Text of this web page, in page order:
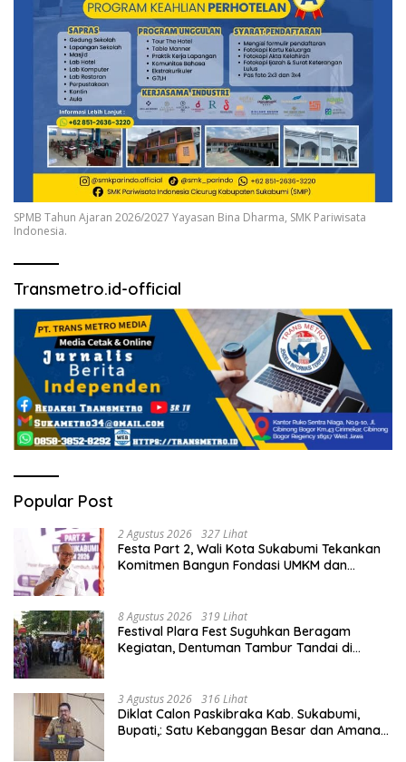
SPMB Tahun Ajaran 2026/2027 Yayasan Bina Dharma, SMK Pariwisata
Indonesia.
Transmetro.id-official
Popular Post
2 Agustus 2026 327 Lihat
Festa Part 2, Wali Kota Sukabumi Tekankan
Komitmen Bangun Fondasi UMKM dan
8 Agustus 2026 319 Lihat
Festival Plara Fest Suguhkan Beragam
Kegiatan, Dentuman Tambur Tandai di
3 Agustus 2026 316 Lihat
Diklat Calon Paskibraka Kab. Sukabumi,
Bupati,: Satu Kebanggan Besar dan Amanah